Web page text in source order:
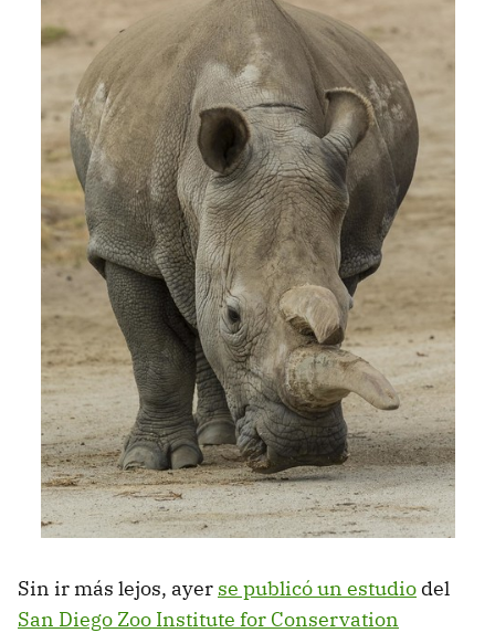
Sin ir más lejos, ayer se publicó un estudio del
San Diego Zoo Institute for Conservation